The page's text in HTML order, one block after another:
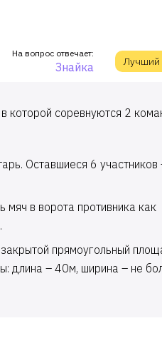
Лучший
На вопрос отвечает:
Знайка
которой соревнуются 2
Оставшиеся 6 участников
мяч в ворота противника как
прямоугольный
длина – 40м, ширина – не